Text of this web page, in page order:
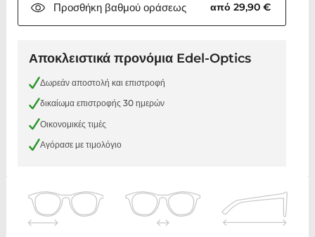
Προσθήκη βαθμούοράσεως από 29,90 €
Αποκλειστικά προνόμια Edel-Optics
Δωρεάν αποστολή και επιστροφή
δικαίωμα επιστροφής 30 ημερών
Οικονομικές τιμές
Αγόρασε με τιμολόγιο